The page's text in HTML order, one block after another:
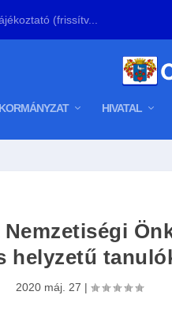
(frissítv...
HIVATAL
helyzetű
2020 máj. 27 |